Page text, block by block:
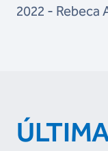
2022 - Rebeca